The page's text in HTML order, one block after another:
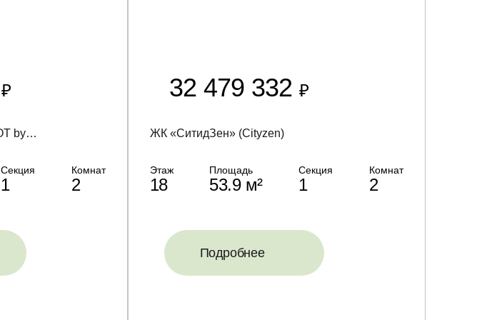
₽
ЖК «ЛОТ Аквилон» (THE LOT by Akvilon)
Секция
1
Комнат
2
32 479 332 ₽
ЖК «СитидЗен» (Cityzen)
Этаж
18
Площадь
53.9 м²
Секция
1
Комнат
2
Подробнее